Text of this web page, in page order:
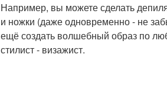
Например, вы можете сделать
и ножки (даже одновременно - не
ещё создать волшебный образ по
стилист - визажист.